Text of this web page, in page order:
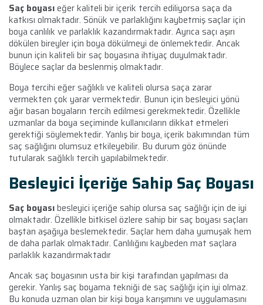
Saç boyasıeğer kaliteli bir içerik tercih ediliyorsa saça da
katkısı olmaktadır. Sönük ve parlaklığını kaybetmiş saçlar için
boya canlılık ve parlaklık kazandırmaktadır. Ayrıca saçı aşırı
dökülen bireyler için boya dökülmeyi de önlemektedir. Ancak
bunun için kaliteli bir saç boyasına ihtiyaç duyulmaktadır.
Böylece saçlar da beslenmiş olmaktadır.
Boya tercihi eğer sağlıklı ve kaliteli olursa saça zarar
vermekten çok yarar vermektedir. Bunun için besleyici yönü
ağır basan boyaların tercih edilmesi gerekmektedir. Özellikle
uzmanlar da boya seçiminde kullanıcıların dikkat etmeleri
gerektiği söylemektedir. Yanlış bir boya, içerik bakımından tüm
saç sağlığını olumsuz etkileyebilir. Bu durum göz önünde
tutularak sağlıklı tercih yapılabilmektedir.
Besleyici İçeriğe Sahip Saç Boyası
Saç boyasıbesleyici içeriğe sahip olursa saç sağlığı için de iyi
olmaktadır. Özellikle bitkisel özlere sahip bir saç boyası saçları
baştan aşağıya beslemektedir. Saçlar hem daha yumuşak hem
de daha parlak olmaktadır. Canlılığını kaybeden mat saçlara
parlaklık kazandırmaktadır
Ancak saç boyasının usta bir kişi tarafından yapılması da
gerekir. Yanlış saç boyama tekniği de saç sağlığı için iyi olmaz.
Bu konuda uzman olan bir kişi boya karışımını ve uygulamasını